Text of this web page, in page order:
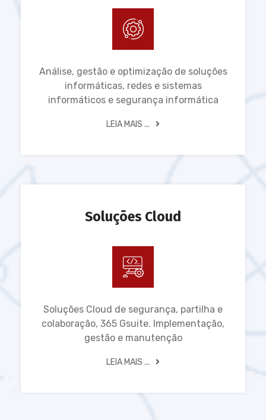
Análise, gestão e optimização de soluções
informáticas, redes e sistemas
informáticos e segurança informática
LEIA MAIS ...
Soluções Cloud
Soluções Cloud de segurança, partilha e
colaboração, 365 Gsuite. Implementação,
gestão e manutenção
LEIA MAIS ...